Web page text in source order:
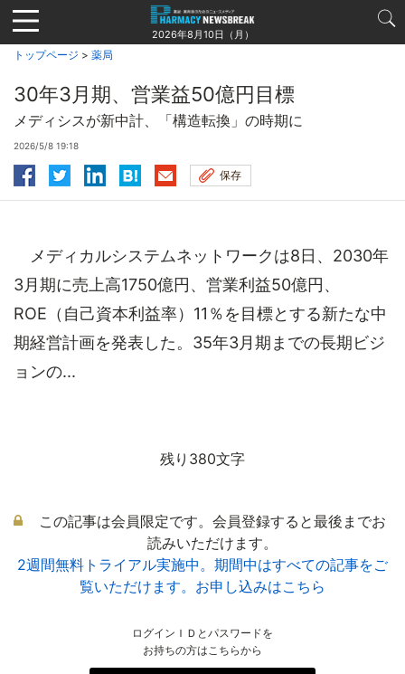
Jump
to
navigation
2026年8月10日（月）
トップページ > 薬局
30年3月期、営業益50億円目標
メディシスが新中計、「構造転換」の時期に
2026/5/8 19:18
保存
メディカルシステムネットワークは8日、2030年
3月期に売上高1750億円、営業利益50億円、
ROE（自己資本利益率）11％を目標とする新たな中
期経営計画を発表した。35年3月期までの長期ビジ
ョンの...
残り380文字
この記事は会員限定です。会員登録すると最後までお
読みいただけます。
2週間無料トライアル実施中。期間中はすべての記事をご
覧いただけます。お申し込みはこちら
ログインＩＤとパスワードを
お持ちの方はこちらから